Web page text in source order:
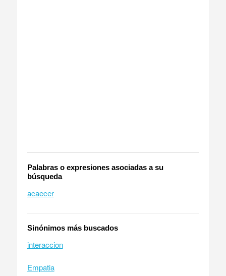
Palabras o expresiones asociadas a su
búsqueda
acaecer
Sinónimos más buscados
interaccion
Empatia